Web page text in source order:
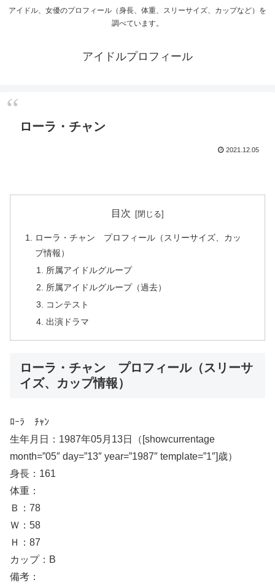
アイドル、女優のプロフィール（身長、体重、スリーサイズ、カップなど）を
調べています。
アイドルプロフィール
ローラ・チャン
2021.12.05
目次
ローラ・チャン プロフィール（スリーサイズ、カッ
プ情報）
所属アイドルグループ
所属アイドルグループ（過去）
コンテスト
出演ドラマ
ローラ・チャン プロフィール（スリーサ
イズ、カップ情報）
ﾛｰﾗ ﾁｬﾝ
生年月日：1987年05月13日（[showcurrentage
month=”05″ day=”13″ year=”1987″ template=”1″]歳）
身長：161
体重：
Ｂ：78
Ｗ：58
Ｈ：87
カップ：B
備考：